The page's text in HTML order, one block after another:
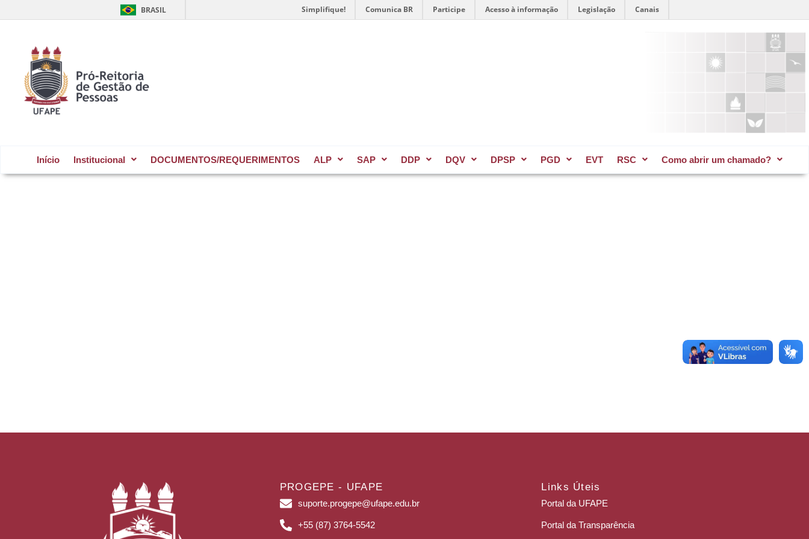
BRASIL Simplifique! Comunica BR Participe Acesso à informação Legislação Canais
para
conteúdo
Início Institucional DOCUMENTOS/REQUERIMENTOS ALP SAP DDP DQV DPSP PGD EVT RSC Como abrir um chamado?​
PROGEPE - UFAPE
suporte.progepe@ufape.edu.br
+55 (87) 3764-5542
Links Úteis
Portal da UFAPE
Portal da Transparência